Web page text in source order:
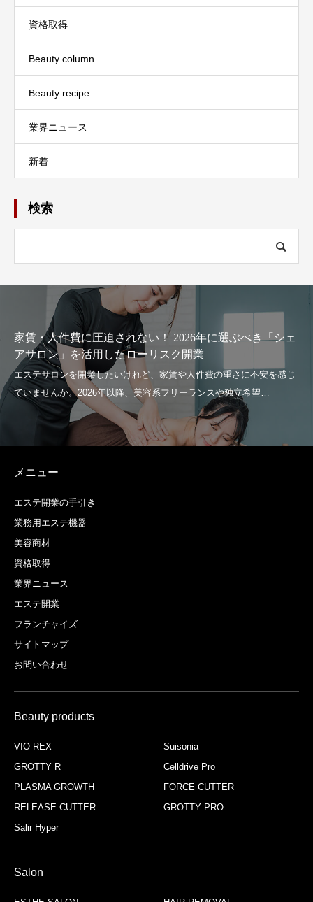
資格取得
Beauty column
Beauty recipe
業界ニュース
新着
検索
家賃・人件費に圧迫されない！ 2026年に選ぶべき「シェ
アサロン」を活用したローリスク開業
メニュー
エステ開業の手引き
業務用エステ機器
美容商材
資格取得
業界ニュース
エステ開業
フランチャイズ
サイトマップ
お問い合わせ
Beauty products
VIO REX
Suisonia
GROTTY R
Celldrive Pro
PLASMA GROWTH
FORCE CUTTER
RELEASE CUTTER
GROTTY PRO
Salir Hyper
Salon